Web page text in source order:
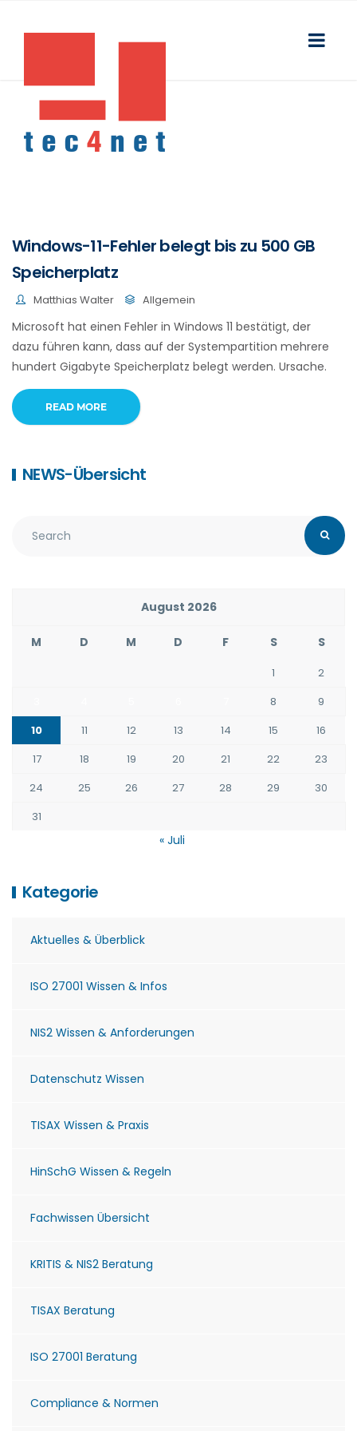
Windows-11-Fehler belegt bis zu 500 GB
Speicherplatz
Matthias Walter Allgemein
Microsoft hat einen Fehler in Windows 11 bestätigt, der
dazu führen kann, dass auf der Systempartition mehrere
hundert Gigabyte Speicherplatz belegt werden. Ursache.
READ MORE
NEWS-Übersicht
August 2026
M D M D F S S
1
2
8
9
10
11 12 13 14 15
16
17
18 19 20 21 22
23
24
25 26 27 28 29
30
31
« Juli
Kategorie
Aktuelles & Überblick
ISO 27001 Wissen & Infos
NIS2 Wissen & Anforderungen
Datenschutz Wissen
TISAX Wissen & Praxis
HinSchG Wissen & Regeln
Fachwissen Übersicht
KRITIS & NIS2 Beratung
TISAX Beratung
ISO 27001 Beratung
Compliance & Normen